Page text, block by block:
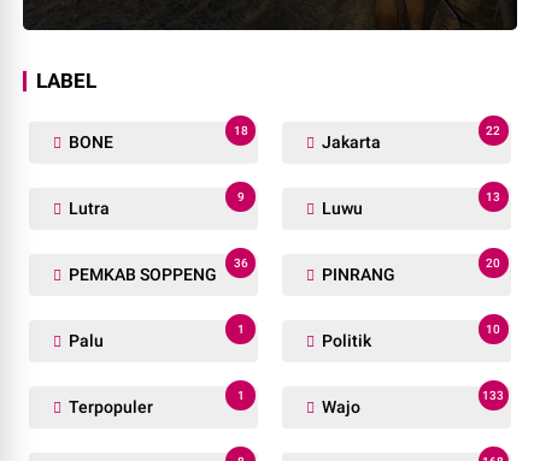
LABEL
BONE
18
Jakarta
22
Lutra
9
Luwu
13
PEMKAB SOPPENG
36
PINRANG
20
Palu
1
Politik
10
Terpopuler
1
Wajo
133